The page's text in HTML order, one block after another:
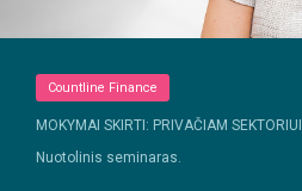
Countline Finance
MOKYMAI SKIRTI: PRIVAČIAM SEKTORIUI
Nuotolinis seminaras.